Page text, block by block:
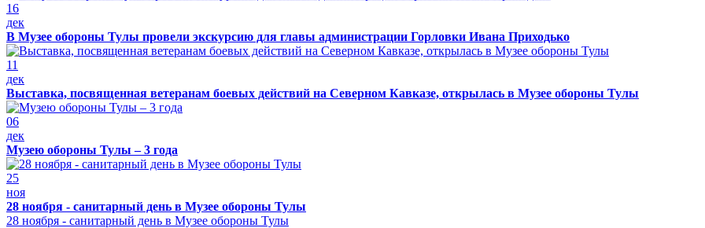
16
дек
В Музее обороны Тулы провели экскурсию для главы администрации Горловки Ивана Приходько
11
дек
Выставка, посвященная ветеранам боевых действий на Северном Кавказе, открылась в Музее обороны Тулы
06
дек
Музею обороны Тулы – 3 года
25
ноя
28 ноября - санитарный день в Музее обороны Тулы
28 ноября - санитарный день в Музее обороны Тулы